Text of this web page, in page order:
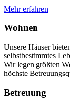
Mehr erfahren
Wohnen
Unsere Häuser
selbstbestimmtes
Wir legen größten
höchste
Betreuung